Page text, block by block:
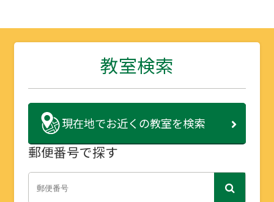
教室検索
現在地でお近くの教室を検索
郵便番号で探す